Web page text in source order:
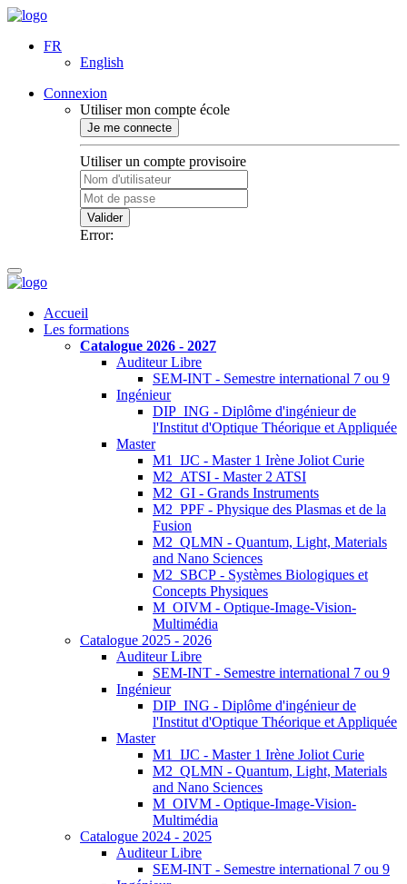
FR
English
Connexion
Utiliser mon compte école
Je me connecte
Utiliser un compte provisoire
Valider
Error:
Accueil
Les formations
Catalogue 2026 - 2027
Auditeur Libre
SEM-INT - Semestre international 7 ou 9
Ingénieur
DIP_ING - Diplôme d'ingénieur de
l'Institut d'Optique Théorique et Appliquée
Master
M1_IJC - Master 1 Irène Joliot Curie
M2_ATSI - Master 2 ATSI
M2_GI - Grands Instruments
M2_PPF - Physique des Plasmas et de la
Fusion
M2_QLMN - Quantum, Light, Materials
and Nano Sciences
M2_SBCP - Systèmes Biologiques et
Concepts Physiques
M_OIVM - Optique-Image-Vision-
Multimédia
Catalogue 2025 - 2026
Auditeur Libre
SEM-INT - Semestre international 7 ou 9
Ingénieur
DIP_ING - Diplôme d'ingénieur de
l'Institut d'Optique Théorique et Appliquée
Master
M1_IJC - Master 1 Irène Joliot Curie
M2_QLMN - Quantum, Light, Materials
and Nano Sciences
M_OIVM - Optique-Image-Vision-
Multimédia
Catalogue 2024 - 2025
Auditeur Libre
SEM-INT - Semestre international 7 ou 9